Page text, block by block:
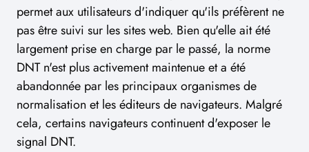
permet aux utilisateurs d'indiquer qu'ils préfèrent ne
pas être suivi sur les sites web. Bien qu'elle ait été
largement prise en charge par le passé, la norme
DNT n'est plus activement maintenue et a été
abandonnée par les principaux organismes de
normalisation et les éditeurs de navigateurs. Malgré
cela, certains navigateurs continuent d'exposer le
signal DNT.